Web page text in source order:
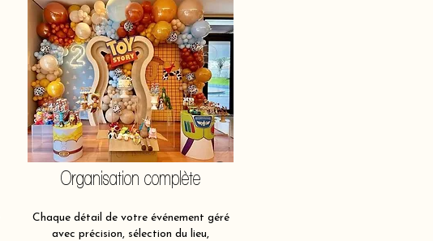
Organisation complète
Chaque détail de votre événement géré
avec précision, sélection du lieu,